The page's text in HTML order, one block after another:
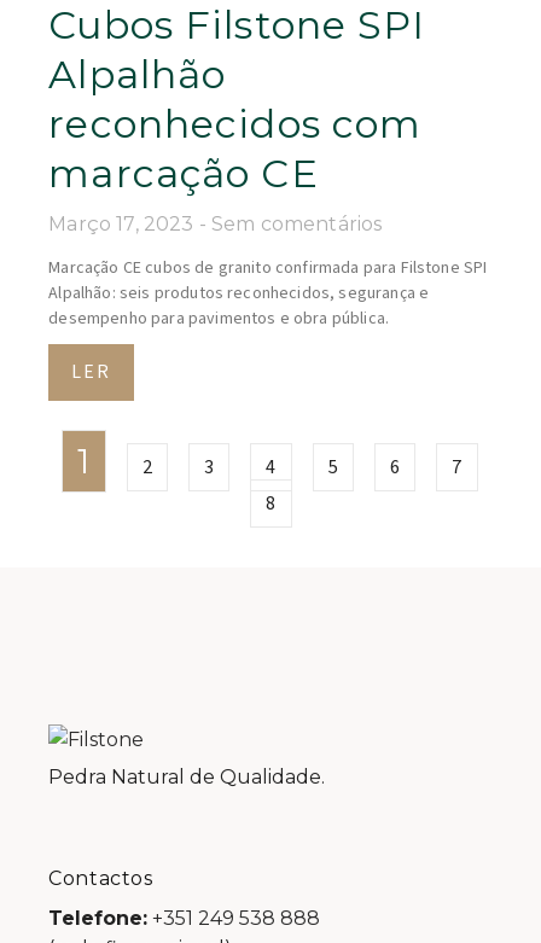
Cubos Filstone SPI
Alpalhão
reconhecidos com
marcação CE
Março 17, 2023 Sem comentários
Marcação CE cubos de granito confirmada para Filstone SPI
Alpalhão: seis produtos reconhecidos, segurança e
desempenho para pavimentos e obra pública.
LER
1 2 3 4 5 6
7
8
Pedra Natural de Qualidade.
Contactos
Telefone: +351 249 538 888